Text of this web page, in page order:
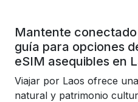
Mantente
guía para opciones
eSIM asequibles en
Viajar por Laos ofrece
natural y patrimonio